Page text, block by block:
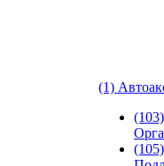
(1)
(105)